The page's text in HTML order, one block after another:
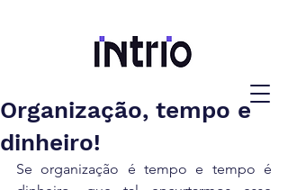
Organização, tempo e
dinheiro!
Se organização é tempo e tempo é